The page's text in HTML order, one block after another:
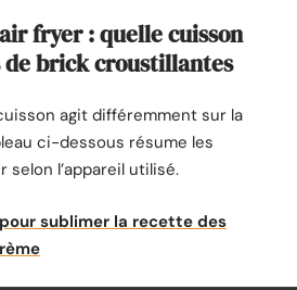
fryer : quelle cuisson
brick croustillantes
agit différemment sur la
ci-dessous résume les
selon l’appareil utilisé.
sublimer la recette des